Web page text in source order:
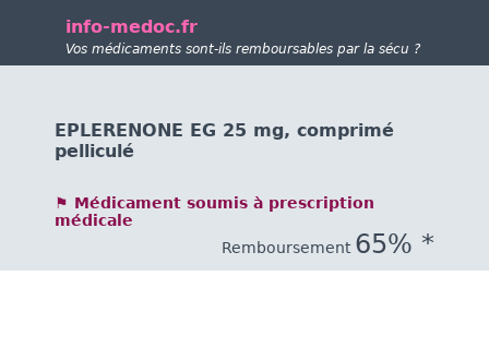
info-medoc.fr
Vos médicaments sont-ils remboursables par la sécu ?
EPLERENONE EG 25 mg, comprimé
pelliculé
⚑ Médicament soumis à prescription
médicale
Remboursement 65% *